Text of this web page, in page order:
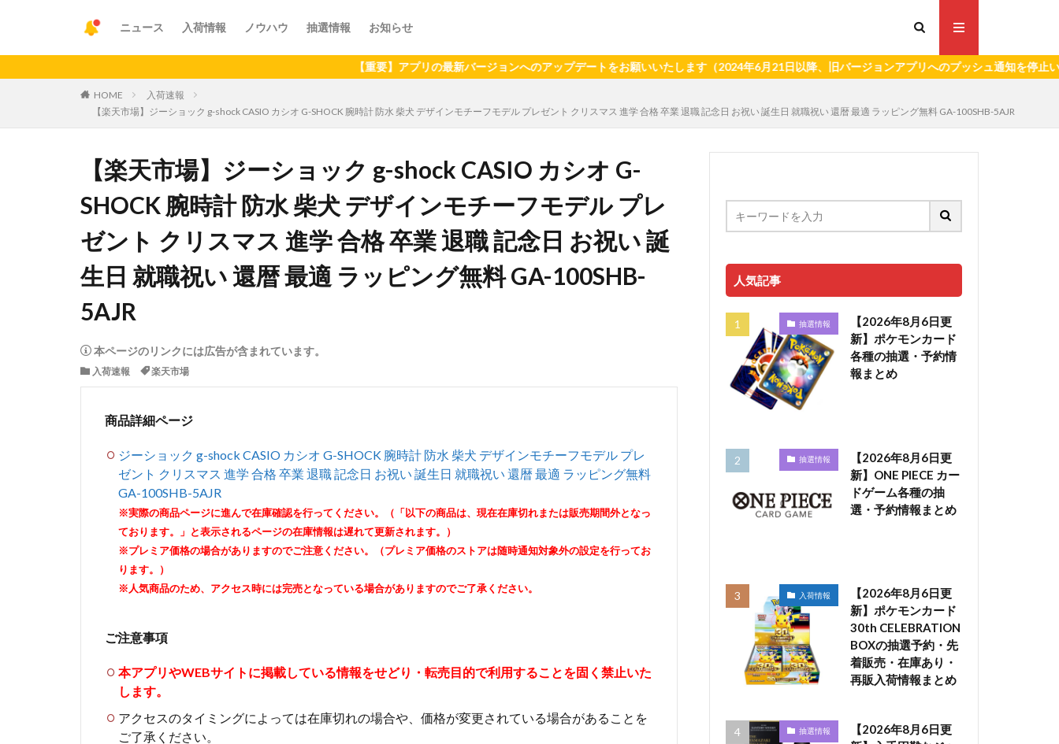
ニュース 入荷情報 ノウハウ 抽選情報 お知らせ
【重要】アプリの最新バージョンへのアップデートをお願いいたします（2024年6月21日以降、旧バージョンアプリへのプッシュ通知を停止いたします
HOME
入荷速報
【楽天市場】ジーショック g-shock CASIO カシオ G-SHOCK 腕時計 防水 柴犬 デザインモチーフモデル プレゼント クリスマス 進学 合格 卒業 退職 記念日 お祝い 誕生日 就職祝い 還暦 最適 ラッピング無料 GA-100SHB-5AJR
【楽天市場】ジーショック g-shock CASIO カシオ G-
SHOCK 腕時計 防水 柴犬 デザインモチーフモデル プレ
ゼント クリスマス 進学 合格 卒業 退職 記念日 お祝い 誕
生日 就職祝い 還暦 最適 ラッピング無料 GA-100SHB-
5AJR
本ページのリンクには広告が含まれています。
入荷速報 楽天市場
商品詳細ページ
ジーショック g-shock CASIO カシオ G-SHOCK 腕時計 防水 柴犬 デザインモチーフモデル プレ
ゼント クリスマス 進学 合格 卒業 退職 記念日 お祝い 誕生日 就職祝い 還暦 最適 ラッピング無料
GA-100SHB-5AJR
※実際の商品ページに進んで在庫確認を行ってください。（「以下の商品は、現在在庫切れまたは販売期間外となっ
ております。」と表示されるページの在庫情報は遅れて更新されます。）
※プレミア価格の場合がありますのでご注意ください。（プレミア価格のストアは随時通知対象外の設定を行ってお
ります。）
※人気商品のため、アクセス時には完売となっている場合がありますのでご了承ください。
ご注意事項
本アプリやWEBサイトに掲載している情報をせどり・転売目的で利用することを固く禁止いた
します。
アクセスのタイミングによっては在庫切れの場合や、価格が変更されている場合があることを
ご了承ください。
人気記事
抽選情報
【2026年8月6日更
新】ポケモンカード
各種の抽選・予約情
報まとめ
抽選情報
【2026年8月6日更
新】ONE PIECE カー
ドゲーム各種の抽
選・予約情報まとめ
入荷情報
【2026年8月6日更
新】ポケモンカード
30th CELEBRATION
BOXの抽選予約・先
着販売・在庫あり・
再販入荷情報まとめ
抽選情報
【2026年8月6日更